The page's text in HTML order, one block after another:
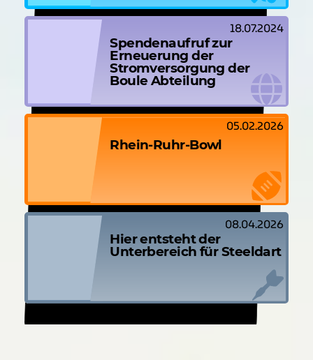
18.07.2024
Spendenaufruf zur
Erneuerung der
Stromversorgung der
Boule Abteilung
05.02.2026
Rhein-Ruhr-Bowl
08.04.2026
Hier entsteht der
Unterbereich für Steeldart